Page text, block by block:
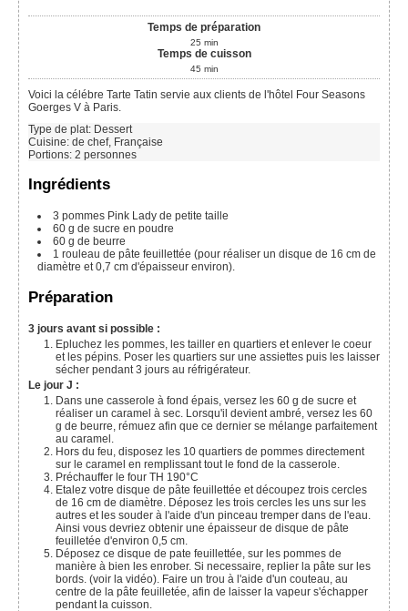
Temps de préparation
25 min
Temps de cuisson
45 min
Voici la célébre Tarte Tatin servie aux clients de l'hôtel Four Seasons
Goerges V à Paris.
Type de plat: Dessert
Cuisine: de chef, Française
Portions: 2 personnes
Ingrédients
3 pommes Pink Lady de petite taille
60 g de sucre en poudre
60 g de beurre
1 rouleau de pâte feuillettée (pour réaliser un disque de 16 cm de
diamètre et 0,7 cm d'épaisseur environ).
Préparation
3 jours avant si possible :
Epluchez les pommes, les tailler en quartiers et enlever le coeur
et les pépins. Poser les quartiers sur une assiettes puis les laisser
sécher pendant 3 jours au réfrigérateur.
Le jour J :
Dans une casserole à fond épais, versez les 60 g de sucre et
réaliser un caramel à sec. Lorsqu'il devient ambré, versez les 60
g de beurre, rémuez afin que ce dernier se mélange parfaitement
au caramel.
Hors du feu, disposez les 10 quartiers de pommes directement
sur le caramel en remplissant tout le fond de la casserole.
Préchauffer le four TH 190°C
Etalez votre disque de pâte feuillettée et découpez trois cercles
de 16 cm de diamètre. Déposez les trois cercles les uns sur les
autres et les souder à l'aide d'un pinceau tremper dans de l'eau.
Ainsi vous devriez obtenir une épaisseur de disque de pâte
feuilletée d'environ 0,5 cm.
Déposez ce disque de pate feuillettée, sur les pommes de
manière à bien les enrober. Si necessaire, replier la pâte sur les
bords. (voir la vidéo). Faire un trou à l'aide d'un couteau, au
centre de la pâte feuilletée, afin de laisser la vapeur s'échapper
pendant la cuisson.